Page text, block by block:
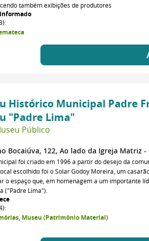
também exibições de produtores
Histórico Municipal Padre
"Padre Lima"
Público
Bocaiúva, 122, Ao lado da Igreja Matriz -
foi criado em 1996 a partir do desejo da
escolhido foi o Solar Godoy Moreira, um
o espaço que, em homenagem a um importante
("Padre Lima").
Museu (Patrimônio Material)